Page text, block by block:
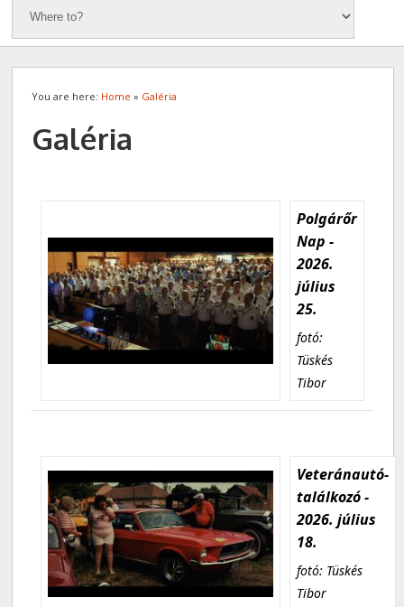
You are here: Home » Galéria
Galéria
Polgárőr
Nap -
2026.
július
25.
fotó:
Tüskés
Tibor
Veteránautó-
találkozó -
2026. július
18.
fotó: Tüskés
Tibor